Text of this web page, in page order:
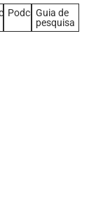
PodcastGuia de
pesquisa